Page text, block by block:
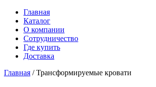
Главная
Каталог
О компании
Сотрудничество
Где купить
Доставка
Главная / Трансформируемые кровати